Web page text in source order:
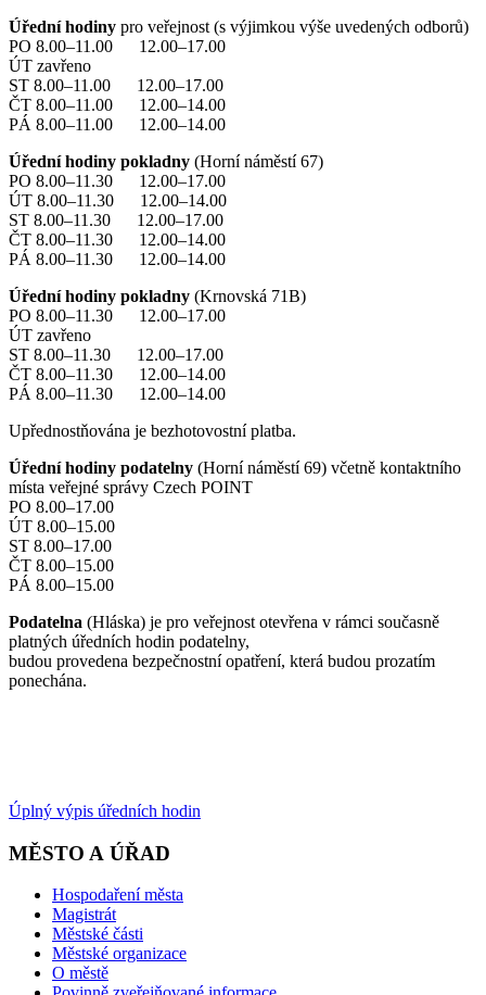
Úřední hodiny pro veřejnost (s výjimkou výše uvedených odborů)
PO 8.00–11.00 12.00–17.00
ÚT zavřeno
ST 8.00–11.00 12.00–17.00
ČT 8.00–11.00 12.00–14.00
PÁ 8.00–11.00 12.00–14.00
Úřední hodiny pokladny (Horní náměstí 67)
PO 8.00–11.30 12.00–17.00
ÚT 8.00–11.30 12.00–14.00
ST 8.00–11.30 12.00–17.00
ČT 8.00–11.30 12.00–14.00
PÁ 8.00–11.30 12.00–14.00
Úřední hodiny pokladny (Krnovská 71B)
PO 8.00–11.30 12.00–17.00
ÚT zavřeno
ST 8.00–11.30 12.00–17.00
ČT 8.00–11.30 12.00–14.00
PÁ 8.00–11.30 12.00–14.00
Upřednostňována je bezhotovostní platba.
Úřední hodiny podatelny (Horní náměstí 69) včetně kontaktního
místa veřejné správy Czech POINT
PO 8.00–17.00
ÚT 8.00–15.00
ST 8.00–17.00
ČT 8.00–15.00
PÁ 8.00–15.00
Podatelna (Hláska) je pro veřejnost otevřena v rámci současně
platných úředních hodin podatelny,
budou provedena bezpečnostní opatření, která budou prozatím
ponechána.
Úplný výpis úředních hodin
MĚSTO A ÚŘAD
Hospodaření města
Magistrát
Městské části
Městské organizace
O městě